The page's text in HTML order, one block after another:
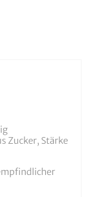
Zucker, Stärke